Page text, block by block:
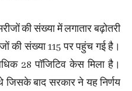
की संख्या में लगातार बढ़ोतरी
की संख्या 115 पर पहुंच गई है।
28 पॉजिटिव केस मिला है।
जिसके बाद सरकार ने यह निर्णय